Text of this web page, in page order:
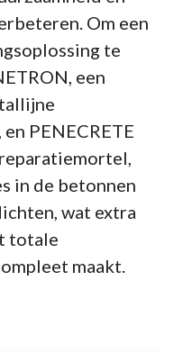
Om een
te
een
PENECRETE
in de betonnen
wat extra
totale
maakt.